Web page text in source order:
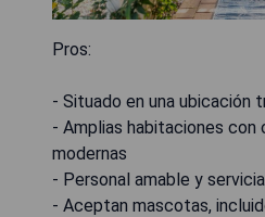
Pros:
- Situado en una ubicación
- Amplias habitaciones con
modernas
- Personal amable y
- Aceptan mascotas,